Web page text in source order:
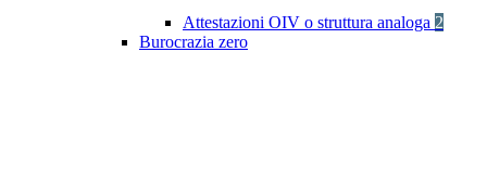
Attestazioni OIV o struttura analoga 2
Burocrazia zero